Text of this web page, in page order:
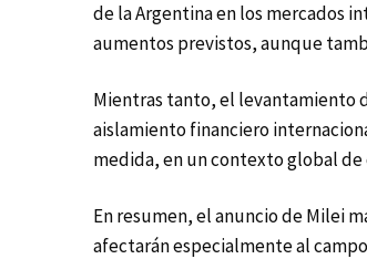
de la Argentina en los mercados
aumentos previstos, aunque
Mientras tanto, el levantamiento
aislamiento financiero
medida, en un contexto global
En resumen, el anuncio de Milei
afectarán especialmente al